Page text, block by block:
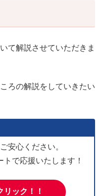
て解説させていただきま
ろの解説をしていきたい
安心ください。
で応援いたします！
ック！！